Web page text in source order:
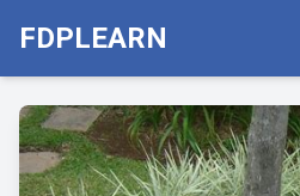
FDPLEARN